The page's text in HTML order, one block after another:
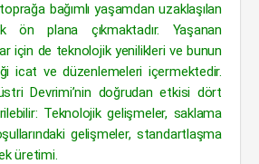
bağımlı yaşamdan uzaklaşılan
ön plana çıkmaktadır. Yaşanan
için de teknolojik yenilikleri ve bunun
icat ve düzenlemeleri içermektedir.
Devrimi’nin doğrudan etkisi dört
Teknolojik gelişmeler, saklama
gelişmeler, standartlaşma
üretimi.